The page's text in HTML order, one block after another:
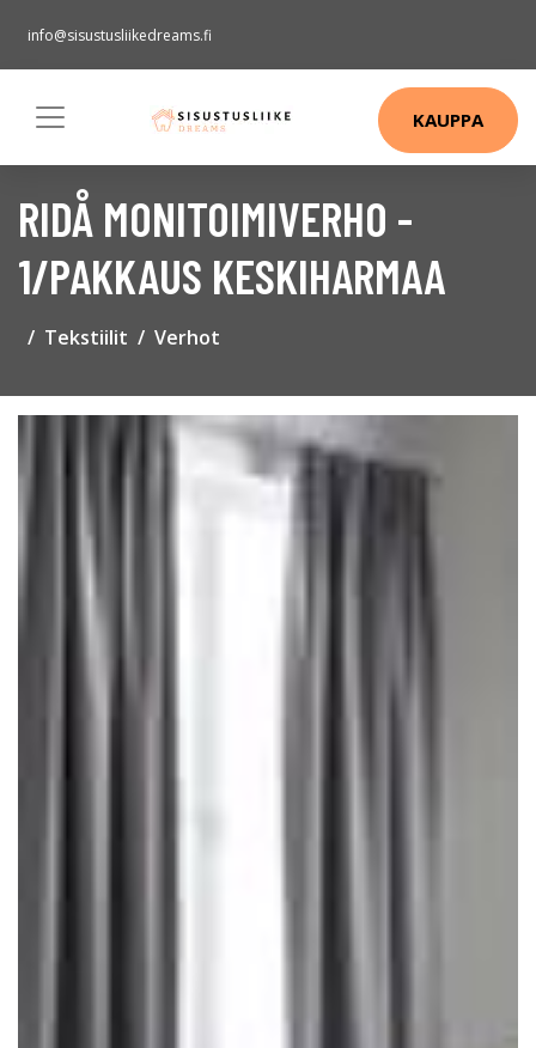
info@sisustusliikedreams.fi
KAUPPA
RIDÅ MONITOIMIVERHO -
1/PAKKAUS KESKIHARMAA
Tekstiilit Verhot